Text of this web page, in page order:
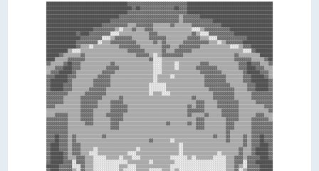
██████████████████████████████████████▓▓▓▓▓▓▓▓▓▓▓▓▓▓▓▓▓▓▓▓▓▓▓▓▓▓▓▓████████████████████████████████████████
████████████████████████████████████████▓▓██▓▓▓▓▓▓▓▓▓▓▓▓▓▓▓▓██▓▓▓▓████████████████████████████████████████
██████████████████████████████████████▓▓▓▓▓▓▓▓▓▓▓▓▓▓▓▓▓▓▓▓▓▓▓▓▓▓▓▓████████████████████████████████████████
██████████████████████████████████▓▓▓▓▓▓▓▓▓▓▓▓▓▓▓▓▓▓▓▓▓▓▓▓▓▓▓▓▒▒▓▓▓▓▓▓▓▓██████████████████████████████████
██████████████████████████████▓▓▓▓▓▓▓▓▓▓▓▓▓▓▓▓▓▓▓▓▓▓▓▓▓▓▓▓▓▓▓▓▒▒▓▓▓▓▓▓▓▓▓▓▓▓▓▓████████████████████████████
██████████████████████████▓▓▓▓▓▓▓▓▓▓▓▓▒▒▒▒▓▓▓▓▓▓▓▓▒▒▒▒▒▒▒▒▓▓▒▒▒▒▒▒▒▒▓▓▓▓▓▓▓▓▓▓▓▓▓▓████████████████████████
██████████████████████▓▓▓▓▓▓▓▓▓▓▒▒░░▒▒▒▒▓▓▒▒▒▒▓▓▓▓▒▒▒▒▒▒▒▒▒▒▒▒▒▒▒▒▒▒░░░░▒▒▓▓▓▓▓▓▓▓▓▓▓▓████████████████████
██████████████▓▓████▓▓▓▓▓▓▓▓▓▓░░░░▒▒▒▒▒▒▒▒▒▒▒▒▒▒▓▓▓▓▒▒▒▒▒▒▒▒▒▒▒▒▒▒▒▒▓▓▒▒░░░░▓▓▓▓▓▓▓▓▓▓▓▓██████████████████
████████████████▓▓▓▓▓▓▓▓▓▓░░░░▒▒▓▓▓▓▓▓▓▓▒▒▒▒▒▒▒▒▓▓▓▓▓▓▓▓▒▒▒▒▒▒▒▒▒▒▓▓▓▓▓▓▒▒▒▒░░░░▓▓▓▓▓▓▓▓▓▓▓▓▓▓████████████
██████████████▓▓▓▓▓▓▓▓▓▓░░▒▒▒▒▓▓▓▓▓▓▓▓▓▓▓▓▒▒▒▒▒▒▒▒▓▓▒▒▓▓▒▒▒▒▒▒▒▒▓▓▓▓▓▓▓▓▓▓▓▓▒▒▒▒░░▒▒▓▓▓▓▓▓▓▓██████████████
██████████████▓▓▒▒▒▒░░▒▒▒▒▒▒▒▒▒▒▒▒▓▓▓▓▓▓▓▓▓▓▒▒▒▒▒▒▒▒▒▒▓▓▓▓▒▒▒▒▓▓▓▓▓▓▓▓▓▓▒▒▒▒▒▒▒▒▒▒▒▒▒▒░░░░▒▒▓▓▓▓██████████
██████████▒▒░░░░▒▒▒▒▒▒▒▒▒▒▒▒▒▒▒▒▒▒▒▒▒▒▓▓▓▓▓▓▓▓▒▒▒▒▒▒▒▒▓▓▒▒▒▒▓▓▓▓▓▓▓▓▒▒▒▒▒▒▒▒▒▒▒▒▒▒▒▒▒▒▒▒▒▒▒▒░░░░▓▓████████
██████▓▓▒▒▒▒▒▒▒▒▓▓▒▒▒▒▒▒▒▒▒▒▒▒▒▒▒▒▒▒▒▒▒▒▒▒▓▓▓▓▓▓▒▒░░▒▒▓▓▓▓▓▓▓▓▓▓▒▒▒▒▒▒▒▒▒▒▒▒▒▒▒▒▒▒▒▒▒▒▒▒▓▓▒▒▒▒▒▒▒▒▒▒██████
████▒▒▒▒▒▒▓▓▓▓▓▓▓▓▒▒▒▒▒▒▒▒▒▒▒▒▒▒▒▒▒▒▒▒▒▒▒▒▒▒▒▒▒▒▓▓░░░░▒▒▒▒▒▒▒▒▒▒▒▒▒▒▒▒▒▒▒▒▒▒▒▒▒▒▒▒▒▒▒▒▒▒▓▓▓▓▓▓▓▓▒▒▒▒▒▒▓▓██
▓▓▒▒▒▒▒▒▓▓██▓▓▓▓▒▒▒▒▒▒▒▒▒▒▒▒▒▒▓▓▒▒▒▒▒▒▒▒▒▒▒▒▒▒▒▒▒▒░░░░▒▒▒▒▒▒░░▒▒▒▒▒▒▒▒▒▒▓▓▓▓▒▒▒▒▒▒▒▒▒▒▒▒▒▒▓▓▓▓██▓▓▓▓▒▒▒▒▓▓
▒▒▒▒▓▓▓▓████▓▓▓▓▒▒▒▒▒▒▒▒▒▒▒▒▓▓▓▓▓▓▒▒▒▒▒▒▒▒▒▒▒▒▒▒▒▒░░░░▒▒▒▒▒▒░░▒▒▒▒▒▒▒▒▓▓▓▓▓▓▓▓▓▓▒▒▒▒▒▒▒▒▒▒▓▓▓▓████▓▓▓▓▒▒▒▒
▒▒▓▓▓▓██████▓▓▒▒▒▒▒▒▒▒▒▒▒▒▓▓▓▓▓▓▒▒▒▒▒▒▒▒▒▒▒▒▒▒▒▒▒▒░░░░▒▒▒▒▒▒▒▒▒▒▒▒▒▒▒▒▒▒▓▓▓▓▓▓▓▓▓▓▒▒▒▒▒▒▒▒▒▒▓▓██████▓▓▓▓▒▒
▓▓▓▓██████▓▓▓▓▒▒▒▒▒▒▒▒▒▒▓▓▓▓▓▓▒▒▒▒▒▒▒▒▒▒▒▒▒▒▒▒▒▒▒▒░░▒▒▒▒▒▒░░▒▒▒▒▒▒▒▒▒▒▒▒▒▒▓▓▓▓▓▓▓▓▓▓▒▒▒▒▒▒▒▒▓▓▓▓██████▓▓▒▒
▓▓████████▓▓▒▒▒▒▒▒▒▒▒▒▓▓▓▓▓▓▓▓▒▒▒▒▒▒▒▒▒▒▒▒▒▒▒▒▒▒▒▒░░▒▒▒▒▒▒▒▒▒▒▒▒▒▒▒▒▒▒▒▒▒▒▓▓▓▓▓▓▓▓▓▓▒▒▒▒▒▒▒▒▓▓▓▓████████▓▓
▓▓██████▓▓▓▓▒▒▒▒▒▒▒▒▒▒▓▓▓▓▓▓▓▓▒▒▒▒▒▒▒▒▒▒▒▒▒▒▒▒▒▒░░░░░░░░▒▒▒▒▒▒▒▒▒▒▒▒▒▒▒▒▒▒▓▓▓▓▓▓▓▓▓▓▓▓▒▒▒▒▒▒▒▒▓▓▓▓██████▓▓
▓▓██████▓▓▓▓▒▒▒▒▒▒▒▒▓▓▓▓▓▓▓▓▒▒▒▒▒▒▒▒▒▒▒▒▒▒▒▒▒▒▒▒░░░░░░░░▒▒▒▒▒▒▒▒▒▒▒▒▒▒▒▒▒▒▒▒▓▓▓▓▓▓▓▓▓▓▓▓▒▒▒▒▒▒▓▓▓▓██████▓▓
▓▓▓▓▓▓▓▓▓▓▒▒▒▒▒▒▒▒▓▓▓▓▓▓▓▓▓▓▒▒▒▒▒▒▒▒▒▒▒▒▒▒▒▒▒▒▒▒░░▒▒▒▒░░░░▒▒▒▒▒▒▒▒▒▒▒▒▒▒▒▒▒▒▒▒▓▓▓▓▓▓▓▓▓▓▒▒▒▒▒▒▒▒▓▓▓▓▓▓▓▓▓▓
▓▓▓▓▓▓▓▓▒▒▒▒▒▒▒▒▓▓▓▓▓▓▓▓▓▓▒▒▒▒▒▒▒▒▓▓▒▒▒▒▒▒▒▒▒▒▒▒▒▒▒▒▒▒▒▒▒▒▒▒▒▒▒▒▒▒▒▒▓▓▒▒▒▒▒▒▒▒▓▓▓▓▓▓▓▓▓▓▒▒▒▒▒▒▒▒▓▓▓▓▓▓▓▓▓▓
▓▓▓▓▓▓▓▓▒▒▒▒▒▒▒▒▓▓▓▓▓▓▓▓▒▒▒▒▒▒▓▓▓▓▓▓▒▒▒▒▒▒▒▒▒▒▒▒▒▒▒▒▒▒▒▒▒▒▒▒▒▒▒▒▒▒▒▒▒▒▓▓▓▓▒▒▒▒▒▒▓▓▓▓▓▓▓▓▓▓▒▒▒▒▒▒▒▒▓▓▓▓▓▓▓▓
▓▓▓▓▒▒▒▒▒▒▒▒▒▒▒▒▓▓▓▓▓▓▓▓▒▒▒▒▒▒▓▓▓▓▓▓▓▓▒▒▒▒▒▒▒▒▒▒▒▒▒▒▒▒▒▒▒▒▒▒▒▒▒▒▒▒▓▓▒▒▓▓▓▓▒▒▒▒▒▒▓▓▓▓▓▓▓▓▓▓▒▒▒▒▒▒▒▒▒▒▒▒▓▓▓▓
▒▒▒▒▒▒▒▒▒▒▒▒▒▒▒▒▓▓▓▓▓▓▒▒▒▒▒▒▒▒▓▓▓▓▓▓▓▓▒▒▒▒▒▒▒▒▒▒▒▒▒▒▒▒▒▒▒▒▒▒▒▒▒▒▒▒▓▓▓▓▓▓▓▓▒▒▒▒▒▒▒▒▓▓▓▓▓▓▓▓▒▒▒▒▒▒▒▒▒▒▒▒▒▒▓▓
▒▒▒▒▓▓▓▓▓▓▒▒▒▒▒▒▓▓▓▓▓▓▒▒▒▒▒▒▓▓▓▓▓▓▓▓▒▒▒▒▒▒▒▒▒▒▒▒▒▒▒▒▒▒▒▒▒▒▒▒▒▒▒▒▒▒▓▓▒▒▒▒▒▒▓▓▒▒▒▒▒▒▓▓▓▓▓▓▓▓▒▒▒▒▒▒▒▒▓▓▓▓▒▒▒▒
▓▓▓▓▓▓▓▓▓▓▒▒▒▒▒▒▓▓▓▓▓▓▒▒▒▒▒▒▒▒▓▓▓▓▓▓▒▒▒▒▒▒▒▒▒▒▒▒▒▒▒▒▒▒▒▒▒▒▒▒▒▒▒▒▒▒▒▒▒▒▓▓▓▓▒▒▒▒▒▒▒▒▒▒▓▓▓▓▓▓▒▒▒▒▒▒▓▓▓▓▓▓▓▓▒▒
▓▓▓▓▓▓▓▓▓▓▒▒▒▒▒▒▒▒▓▓▓▓▒▒▒▒▒▒▒▒▓▓▓▓▒▒▒▒▒▒▒▒▒▒▒▒▒▒▒▒▒▒▒▒▒▒▓▓▒▒▒▒▒▒▒▒▓▓▒▒▓▓▓▓▒▒▒▒▒▒▒▒▒▒▓▓▓▓▒▒▒▒▒▒▒▒▓▓▓▓▓▓▓▓▓▓
▓▓▓▓▓▓▓▓▓▓▒▒▒▒▒▒▒▒▒▒▒▒▒▒▒▒▒▒▒▒▓▓▓▓▒▒▒▒▒▒▒▒▒▒▒▒▒▒▒▒▒▒▒▒▒▒▒▒▒▒▒▒▒▒▒▒▒▒▒▒▓▓▓▓▒▒▒▒▒▒▒▒▒▒▓▓▓▓▒▒▒▒▒▒▒▒▓▓▓▓▓▓▓▓▓▓
▓▓▓▓▓▓▓▓▓▓▒▒▒▒▒▒▒▒▒▒▒▒▒▒▒▒▒▒▒▒▒▒▒▒▒▒▒▒▒▒▒▒▒▒▒▒▒▒▒▒▒▒▒▒▒▒▒▒▒▒▒▒▒▒▒▒▒▒▒▒▒▒▒▒▒▒▒▒▒▒▒▒▒▒▓▓▒▒▒▒▒▒▒▒▒▒▓▓▓▓▓▓▓▓▓▓
▓▓▓▓██▓▓▓▓▒▒▓▓▒▒▒▒▒▒▒▒▒▒▒▒▓▓▒▒▒▒▒▒▒▒▒▒▒▒▒▒▒▒▒▒▒▒▒▒▒▒▒▒▒▒▒▒▒▒▒▒▒▒▒▒▒▒▒▒▒▒▒▒▒▒▒▒▓▓▒▒▒▒▓▓▒▒▒▒▒▒▓▓▒▒▓▓▓▓██▓▓▓▓
▓▓▓▓██▓▓▓▓▒▒▓▓▒▒▒▒▒▒▒▒▒▒▒▒▒▒▒▒▒▒▒▒▒▒▒▒▒▒▒▒▒▒▒▒▒▒▓▓▒▒▒▒▒▒▒▒░░▒▒▒▒▒▒▒▒▒▒▒▒▒▒▒▒▒▒▒▒▒▒▒▒▓▓▒▒▒▒▒▒▓▓▒▒▓▓▓▓██▓▓▓▓
▓▓████▓▓▓▓▒▒▓▓▓▓▒▒▒▒▒▒▒▒▒▒▒▒▒▒▒▒▒▒▒▒▒▒▒▒▒▒▒▒▒▒▒▒▒▒▒▒▒▒▒▒▒▒▒▒▒▒░░▒▒▒▒▒▒▒▒▒▒▒▒▒▒▒▒▒▒▒▒▒▒▒▒▒▒▒▒▓▓▒▒▓▓▓▓████▓▓
▓▓████▓▓▓▓▒▒▓▓▓▓▒▒▒▒▒▒░░▒▒▒▒▒▒▒▒▒▒▒▒▒▒▒▒▒▒░░▒▒▒▒▒▒▒▒▒▒▒▒▒▒▒▒▒▒░░▒▒▒▒▒▒▒▒▒▒▒▒▒▒▒▒▒▒▒▒▒▒▒▒▒▒▓▓▒▒▒▒▓▓██████▓▓
▓▓██████▓▓▒▒▓▓▓▓▒▒▒▒░░░░▒▒▒▒▒▒▒▒▒▒▒▒▒▒░░░░▒▒▒▒▒▒▒▒▒▒▒▒▒▒▒▒▒▒▒▒░░▒▒▒▒▒▒▒▒▒▒▒▒▒▒▒▒░░▒▒▒▒▒▒▒▒▓▓▒▒▒▒▓▓██████▓▓
▓▓██████▓▓▒▒▒▒▓▓▓▓▒▒▒▒░░░░░░▒▒▒▒▒▒░░▒▒▒▒░░░░▒▒▒▒▒▒▒▒▒▒▒▒▒▒░░░░░░░░▒▒░░▒▒▒▒▒▒▒▒░░░░░░▒▒▒▒▓▓▓▓▒▒▓▓▓▓▓▓████▓▓
▓▓██████▓▓▓▓░░▓▓▓▓▒▒▒▒░░░░░░░░░░░░░░░░▒▒▒▒▒▒▒▒▒▒░░▒▒▒▒▒▒▒▒▒▒░░░░░░░░░░░░░░░░░░░░░░░░▒▒▒▒▓▓▓▓░░▓▓▓▓████████
██████▓▓▓▓▓▓░░░░▓▓▒▒▒▒░░░░░░░░░░░░▒▒▒▒░░░░▒▒▒▒▒▒▒▒▒▒▒▒▒▒▒▒░░░░░░░░░░░░░░░░░░░░░░░░░░▒▒▒▒▓▓▒▒░░▓▓▓▓▓▓██████